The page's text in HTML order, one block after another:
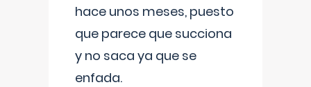
hace unos meses, puesto
que parece que succiona
y no saca ya que se
enfada.